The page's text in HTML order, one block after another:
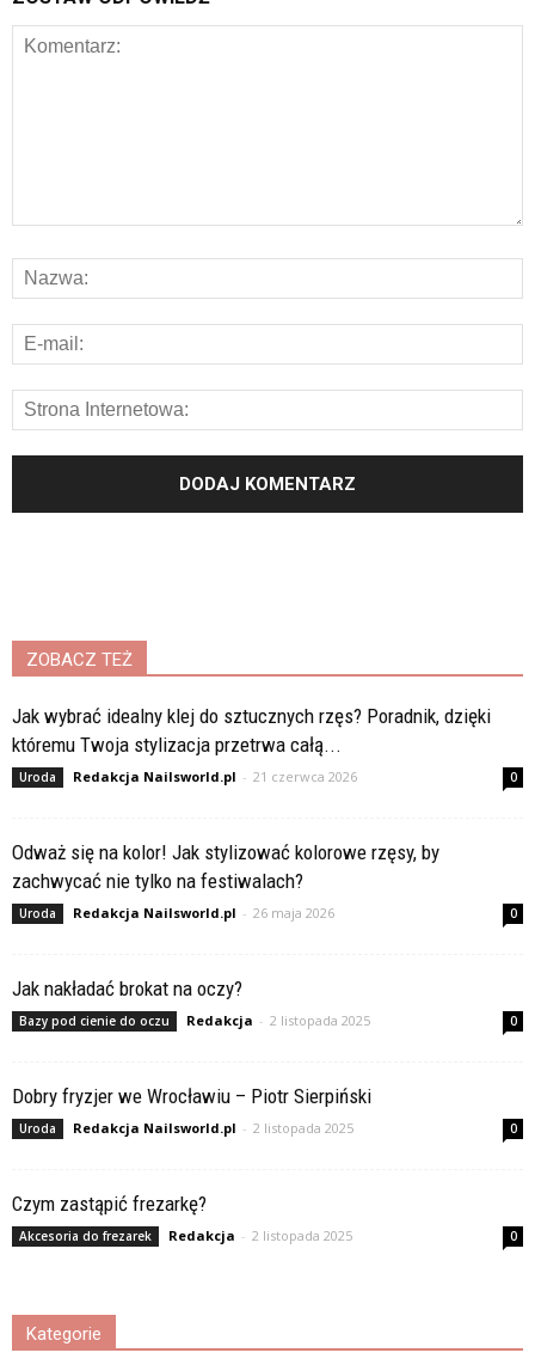
ZOBACZ TEŻ
Jak wybrać idealny klej do sztucznych rzęs? Poradnik, dzięki
któremu Twoja stylizacja przetrwa całą...
Uroda Redakcja Nailsworld.pl - 21 czerwca 2026 0
Odważ się na kolor! Jak stylizować kolorowe rzęsy, by
zachwycać nie tylko na festiwalach?
Uroda Redakcja Nailsworld.pl - 26 maja 2026 0
Jak nakładać brokat na oczy?
Bazy pod cienie do oczu Redakcja - 2 listopada 2025 0
Dobry fryzjer we Wrocławiu – Piotr Sierpiński
Uroda Redakcja Nailsworld.pl - 2 listopada 2025 0
Czym zastąpić frezarkę?
Akcesoria do frezarek Redakcja - 2 listopada 2025 0
Kategorie